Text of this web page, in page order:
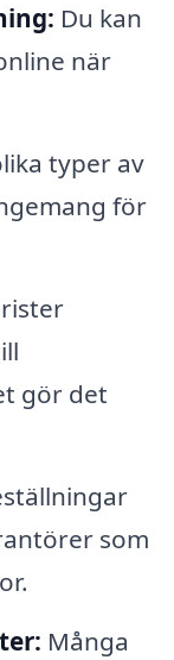
Du kan
när
typer av
för
gör det
som
Många